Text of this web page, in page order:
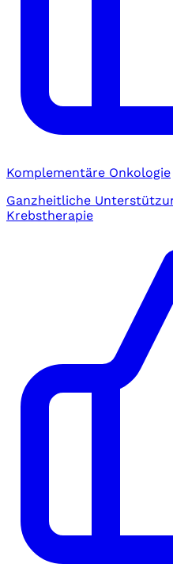
Komplementäre Onkologie
Ganzheitliche
Krebstherapie